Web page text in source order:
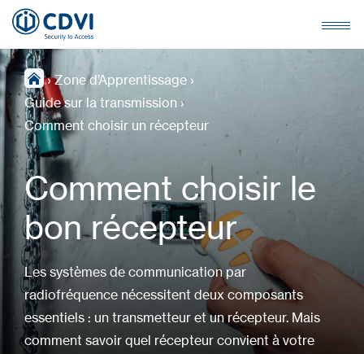
›Zone d’Apprentissage ›
Guide sur la transmission ›
Comment choisir un récepteur
Comment choisir le
bon récepteur
Les systèmes de communication par
radiofréquence nécessitent deux composants
essentiels : un transmetteur et un récepteur. Mais
comment savoir quel récepteur convient à votre